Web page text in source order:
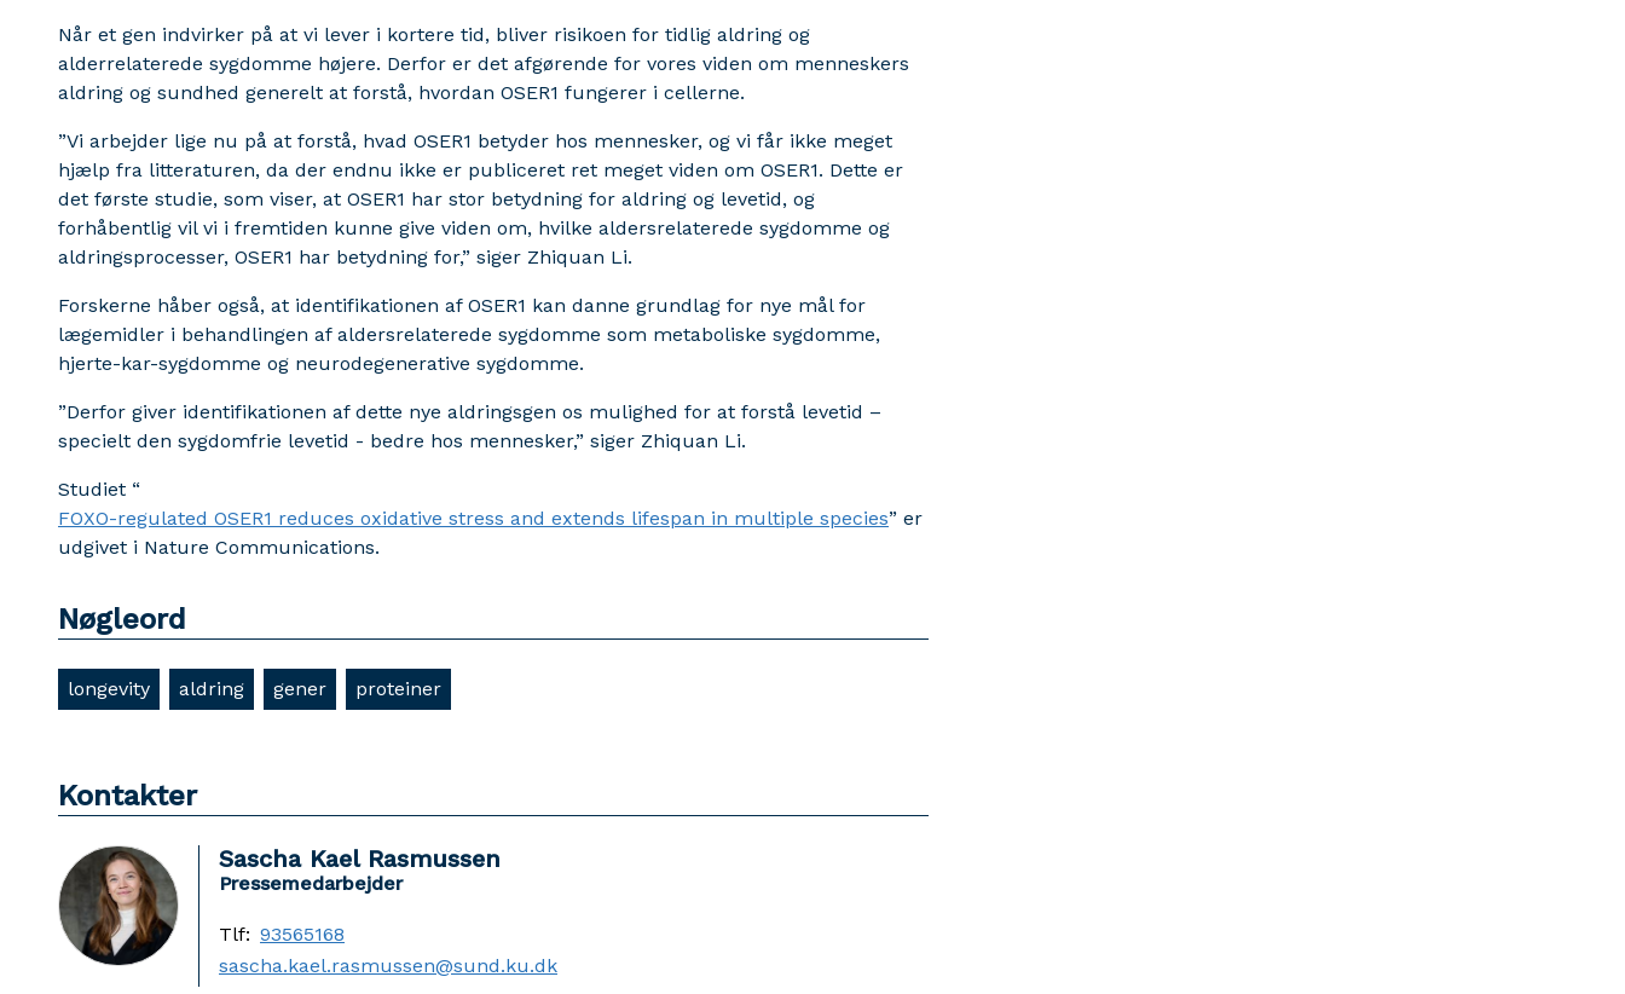
Når et gen indvirker på at vi lever i kortere tid, bliver risikoen for tidlig aldring og
alderrelaterede sygdomme højere. Derfor er det afgørende for vores viden om menneskers
aldring og sundhed generelt at forstå, hvordan OSER1 fungerer i cellerne.
”Vi arbejder lige nu på at forstå, hvad OSER1 betyder hos mennesker, og vi får ikke meget
hjælp fra litteraturen, da der endnu ikke er publiceret ret meget viden om OSER1. Dette er
det første studie, som viser, at OSER1 har stor betydning for aldring og levetid, og
forhåbentlig vil vi i fremtiden kunne give viden om, hvilke aldersrelaterede sygdomme og
aldringsprocesser, OSER1 har betydning for,” siger Zhiquan Li.
Forskerne håber også, at identifikationen af OSER1 kan danne grundlag for nye mål for
lægemidler i behandlingen af aldersrelaterede sygdomme som metaboliske sygdomme,
hjerte-kar-sygdomme og neurodegenerative sygdomme.
”Derfor giver identifikationen af dette nye aldringsgen os mulighed for at forstå levetid –
specielt den sygdomfrie levetid - bedre hos mennesker,” siger Zhiquan Li.
Studiet “
FOXO-regulated OSER1 reduces oxidative stress and extends lifespan in multiple species” er
udgivet i Nature Communications.
Nøgleord
longevity aldring gener proteiner
Kontakter
Sascha Kael Rasmussen
Pressemedarbejder
Tlf: 93565168
sascha.kael.rasmussen@sund.ku.dk